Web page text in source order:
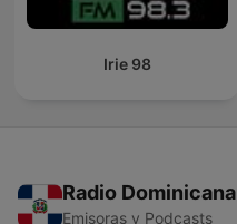
Irie 98
Radio Dominicana
Emisoras y Podcasts